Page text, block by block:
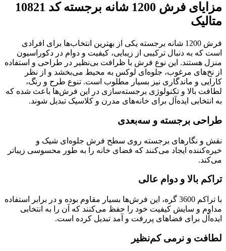
مزایای فرش 1200 شانه برجسته کد 10821
متالیک
فرش 1200 شانه برجسته یکی از بهترین انتخاب‌ها برای افرادی
است که به دنبال ترکیبی از زیبایی، کیفیت و دوام در دکوراسیون
منزل هستند. این نوع فرش با ظرافت بی‌نظیر در طراحی و استفاده
از نخ‌های مرغوب، جلوه‌ای لوکس به محیط می‌بخشد و از نظر
کارایی و ماندگاری نیز بسیار مطلوب است. تنوع طرح و رنگ،
لطافت بالا و تکنولوژی برجسته‌سازی در این فرش‌ها باعث شده که
به انتخابی ایده‌آل برای خانه‌های مدرن و کلاسیک تبدیل شوند.
طراحی برجسته و سه‌بعدی
نقش ‌و نگارهای برجسته روی سطح فرش جلوه‌ای شیک و
خیره‌کننده ایجاد می‌کنند که فضای خانه را به طور محسوسی زیباتر
می‌کند.
تراکم بالا و دوام عالی
با تراکم 3600 گره، این فرش‌ها بسیار مقاوم بوده و در برابر استفاده
مداوم و سایش کیفیت خود را حفظ می‌کنند که آن را به انتخابی
ایده‌آل برای فضاهای پررفت ‌و آمد تبدیل کرده است.
لطافت و نرمی کم‌نظیر